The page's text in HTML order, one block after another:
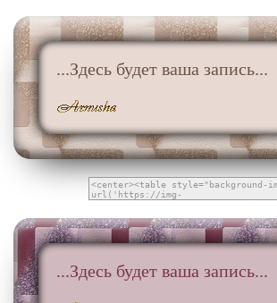
...Здесь будет ваша запись...
...Здесь будет ваша запись...